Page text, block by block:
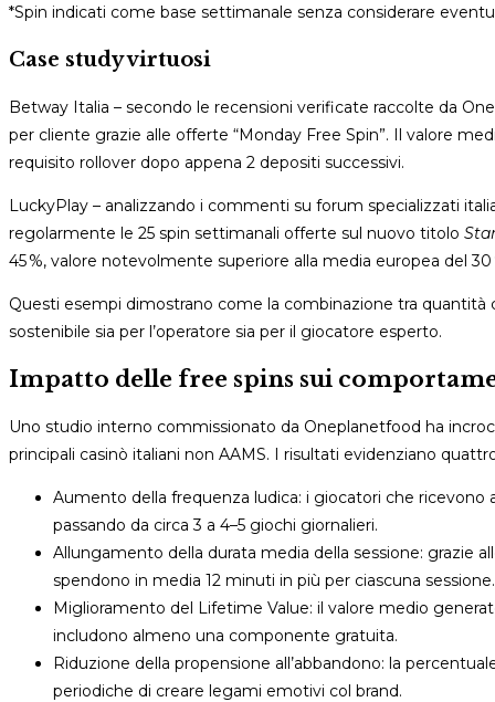
*Spin indicati come base settimanale senza considerare
Case study virtuosi
Betway Italia – secondo le recensioni verificate raccolte da
per cliente grazie alle offerte “Monday Free Spin”. Il valore
requisito rollover dopo appena 2 depositi successivi.
LuckyPlay – analizzando i commenti su forum specializzati
regolarmente le 25 spin settimanali offerte sul nuovo titolo
45 %, valore notevolmente superiore alla media europea del 30
Questi esempi dimostrano come la combinazione tra
sostenibile sia per l’operatore sia per il giocatore esperto.
Impatto delle free spins sui
Uno studio interno commissionato da Oneplanetfood ha
principali casinò italiani non AAMS. I risultati evidenziano
Aumento della frequenza ludica: i giocatori che ricevono
passando da circa 3 a 4–5 giochi giornalieri.
Allungamento della durata media della sessione: grazie
spendono in media 12 minuti in più per ciascuna sessione.
Miglioramento del Lifetime Value: il valore medio
includono almeno una componente gratuita.
Riduzione della propensione all’abbandono: la
periodiche di creare legami emotivi col brand.